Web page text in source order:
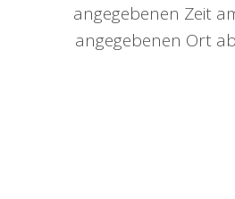
angegebenen Zeit
angegebenen Ort